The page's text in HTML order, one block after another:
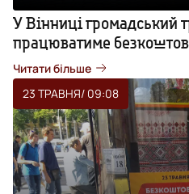
У Вінниці громадський
працюватиме
Читати більше
23 ТРАВНЯ/ 09:08